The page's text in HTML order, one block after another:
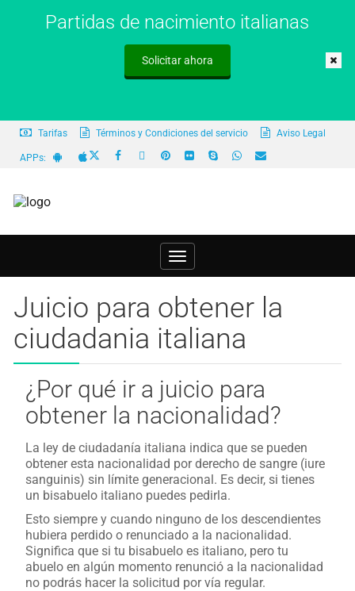
Partidas de nacimiento italianas
Solicitar ahora
Tarifas Términos y Condiciones del servicio Aviso Legal
APPs:
Toggle
navigation
Juicio para obtener la
ciudadania italiana
¿Por qué ir a juicio para
obtener la nacionalidad?
La ley de ciudadanía italiana indica que se pueden
obtener esta nacionalidad por derecho de sangre (iure
sanguinis) sin límite generacional. Es decir, si tienes
un bisabuelo italiano puedes pedirla.
Esto siempre y cuando ninguno de los descendientes
hubiera perdido o renunciado a la nacionalidad.
Significa que si tu bisabuelo es italiano, pero tu
abuelo en algún momento renunció a la nacionalidad
no podrás hacer la solicitud por vía regular.